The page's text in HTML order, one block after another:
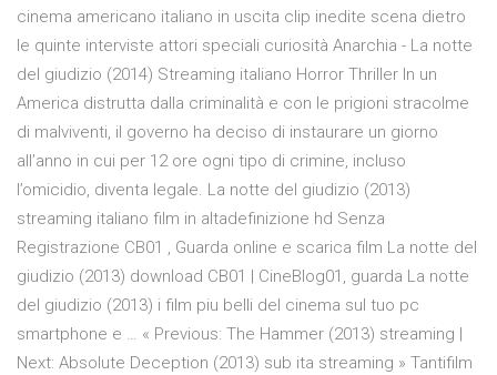
cinema americano italiano in uscita clip inedite scena dietro
le quinte interviste attori speciali curiosità Anarchia - La notte
del giudizio (2014) Streaming italiano Horror Thriller In un
America distrutta dalla criminalità e con le prigioni stracolme
di malviventi, il governo ha deciso di instaurare un giorno
all’anno in cui per 12 ore ogni tipo di crimine, incluso
l’omicidio, diventa legale. La notte del giudizio (2013)
streaming italiano film in altadefinizione hd Senza
Registrazione CB01 , Guarda online e scarica film La notte del
giudizio (2013) download CB01 | CineBlog01, guarda La notte
del giudizio (2013) i film piu belli del cinema sul tuo pc
smartphone e … « Previous: The Hammer (2013) streaming |
Next: Absolute Deception (2013) sub ita streaming » Tantifilm